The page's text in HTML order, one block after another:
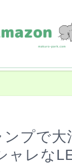
ンプで
レな